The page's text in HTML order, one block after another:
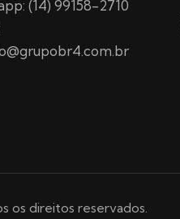
(14) 99158-2710
os direitos reservados.